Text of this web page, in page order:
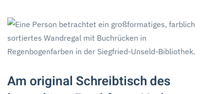
Am original Schreibtisch des